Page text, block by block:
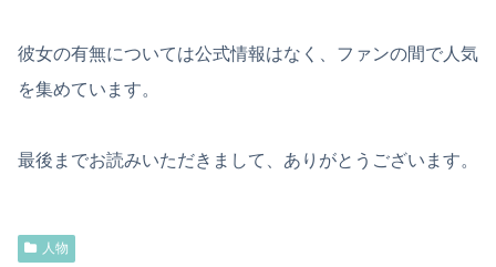
彼女の有無については公式情報はなく、ファンの間で人気
を集めています。
最後までお読みいただきまして、ありがとうございます。
人物